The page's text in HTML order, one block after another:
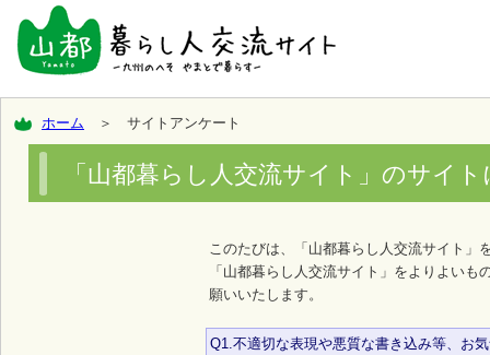
ホーム ＞ サイトアンケート
「山都暮らし人交流サイト」のサイ
このたびは、「山都暮らし人交流サイト」
「山都暮らし人交流サイト」をよりよい
願いいたします。
Q1.不適切な表現や悪質な書き込み等、お